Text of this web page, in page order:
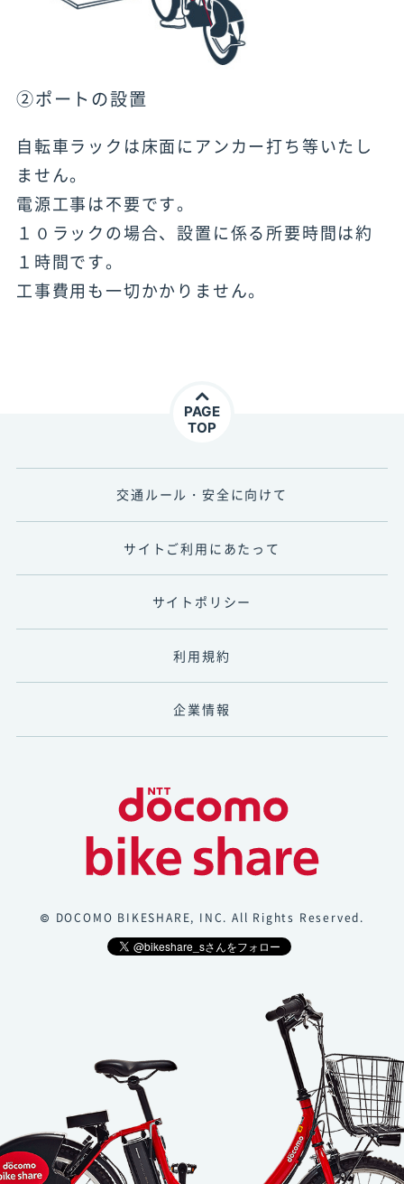
②ポートの設置
自転車ラックは床面にアンカー打ち等いたし
ません。
電源工事は不要です。
１０ラックの場合、設置に係る所要時間は約
１時間です。
工事費用も一切かかりません。
PAGE
TOP
交通ルール・安全に向けて
サイトご利用にあたって
サイトポリシー
利用規約
企業情報
© DOCOMO BIKESHARE, INC. All Rights Reserved.